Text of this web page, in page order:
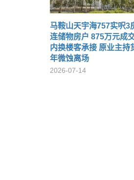
马鞍山天宇海757实呎3
连储物房户 875万元成
内换楼客承接 原业主持
年微蚀离场
2026-07-14